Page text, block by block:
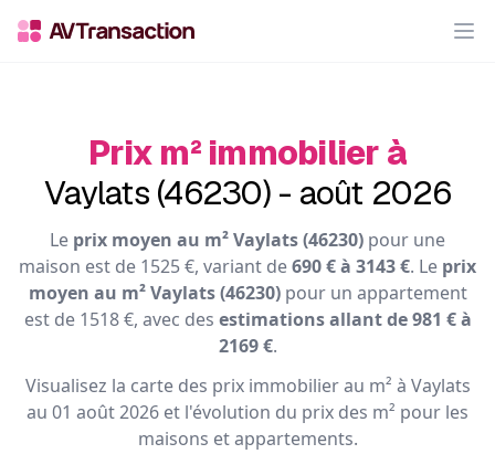
Prix m² immobilier à
Vaylats (46230) - août 2026
Le prix moyen au m² Vaylats (46230) pour une
maison est de 1525 €, variant de690 € à 3143 €. Le prix
moyen au m² Vaylats (46230)pour un appartement
est de 1518 €, avec des estimations allant de 981 € à
2169 €.
Visualisez la carte des prix immobilier au m² à Vaylats
au 01 août 2026 et l'évolution du prix des m² pour les
maisons et appartements.